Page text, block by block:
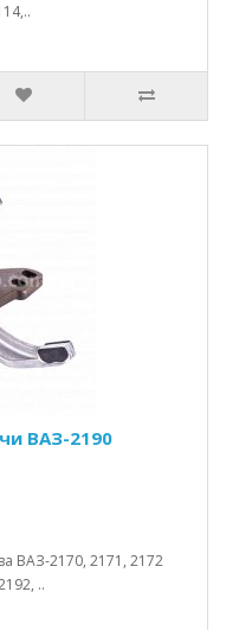
ВАЗ-2190
ВАЗ-2170, 2171, 2172
..